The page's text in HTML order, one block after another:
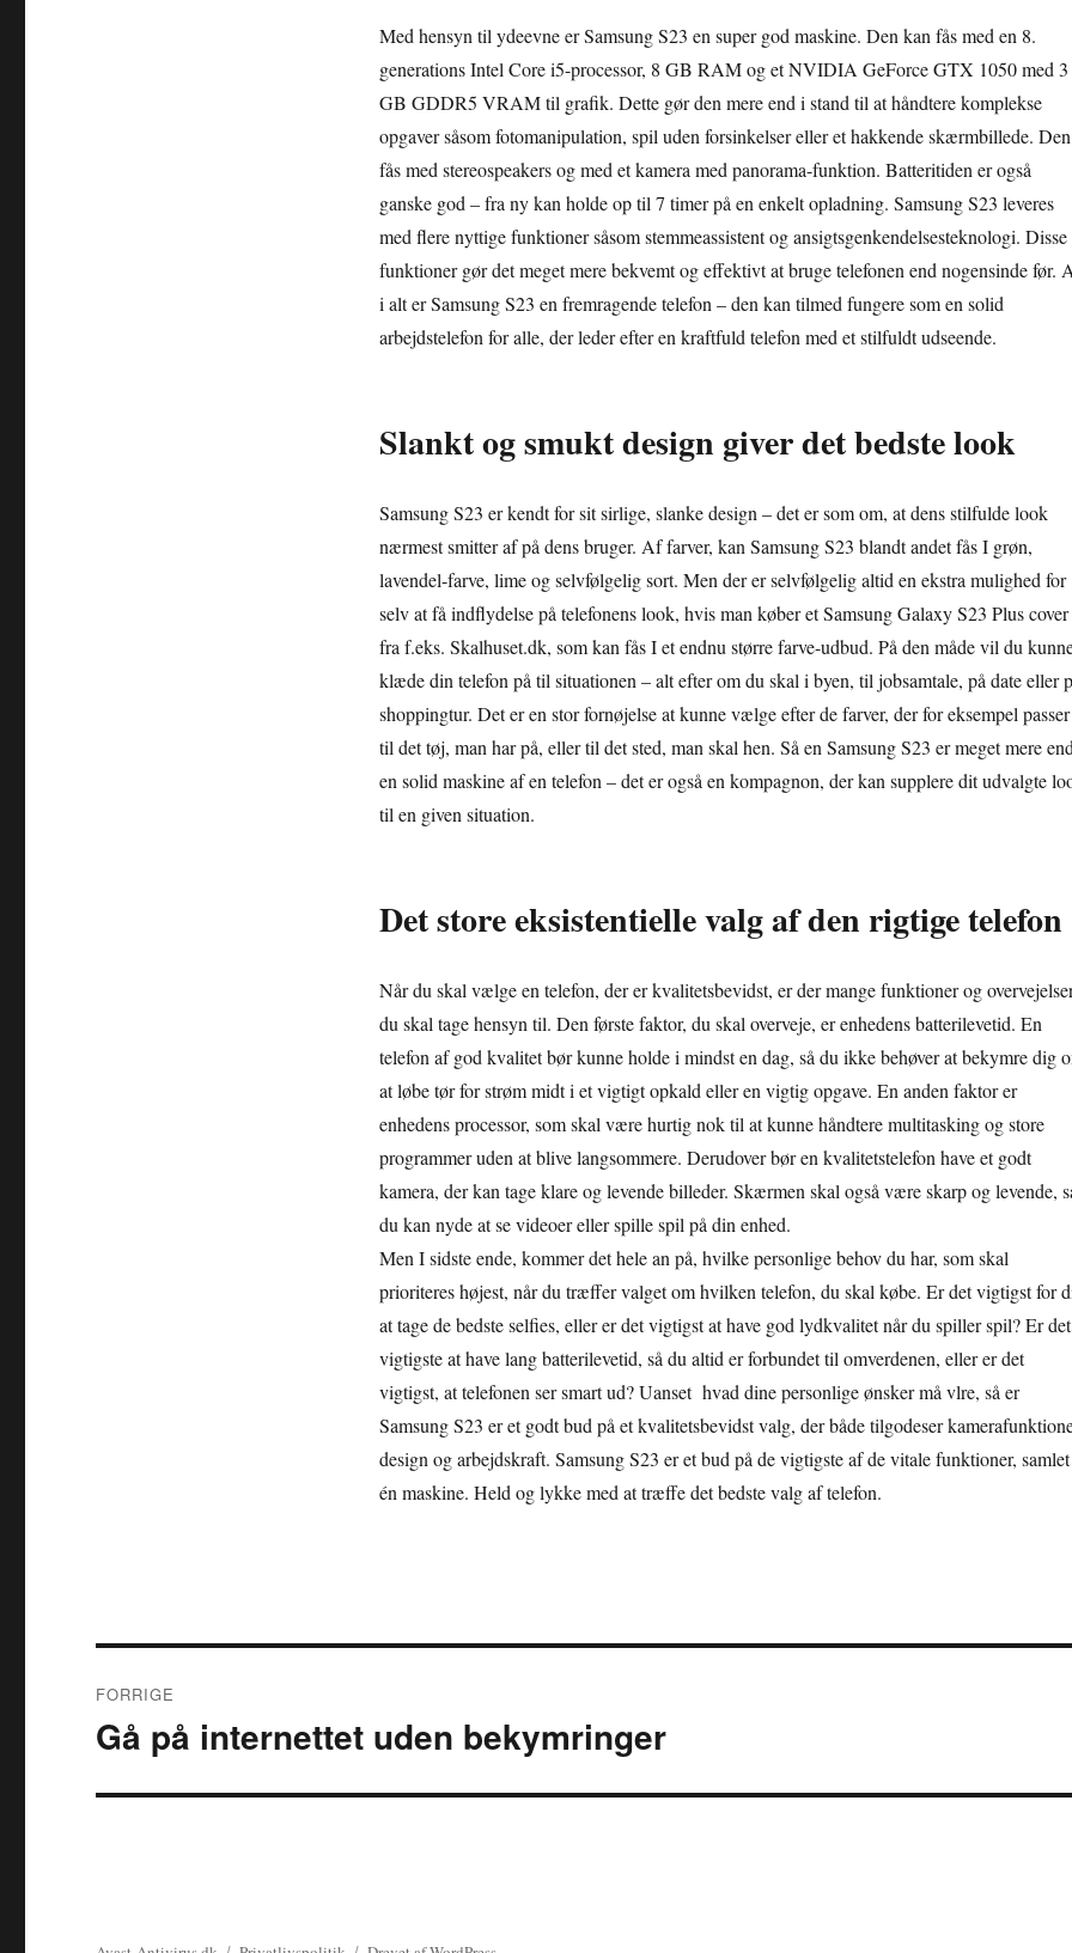
Med hensyn til ydeevne er Samsung S23 en super god maskine. Den kan fås med en 8.
generations Intel Core i5-processor, 8 GB RAM og et NVIDIA GeForce GTX 1050 med 3
GB GDDR5 VRAM til grafik. Dette gør den mere end i stand til at håndtere komplekse
opgaver såsom fotomanipulation, spil uden forsinkelser eller et hakkende skærmbillede. Den
fås med stereospeakers og med et kamera med panorama-funktion. Batteritiden er også
ganske god – fra ny kan holde op til 7 timer på en enkelt opladning. Samsung S23 leveres
med flere nyttige funktioner såsom stemmeassistent og ansigtsgenkendelsesteknologi. Disse
funktioner gør det meget mere bekvemt og effektivt at bruge telefonen end nogensinde før.
i alt er Samsung S23 en fremragende telefon – den kan tilmed fungere som en solid
arbejdstelefon for alle, der leder efter en kraftfuld telefon med et stilfuldt udseende.
Slankt og smukt design giver det bedste look
Samsung S23 er kendt for sit sirlige, slanke design – det er som om, at dens stilfulde look
nærmest smitter af på dens bruger. Af farver, kan Samsung S23 blandt andet fås I grøn,
lavendel-farve, lime og selvfølgelig sort. Men der er selvfølgelig altid en ekstra mulighed for
selv at få indflydelse på telefonens look, hvis man køber et Samsung Galaxy S23 Plus cover
fra f.eks. Skalhuset.dk, som kan fås I et endnu større farve-udbud. På den måde vil du
klæde din telefon på til situationen – alt efter om du skal i byen, til jobsamtale, på date eller
shoppingtur. Det er en stor fornøjelse at kunne vælge efter de farver, der for eksempel passer
til det tøj, man har på, eller til det sted, man skal hen. Så en Samsung S23 er meget mere
en solid maskine af en telefon – det er også en kompagnon, der kan supplere dit udvalgte
til en given situation.
Det store eksistentielle valg af den rigtige telefon
Når du skal vælge en telefon, der er kvalitetsbevidst, er der mange funktioner og
du skal tage hensyn til. Den første faktor, du skal overveje, er enhedens batterilevetid. En
telefon af god kvalitet bør kunne holde i mindst en dag, så du ikke behøver at bekymre dig
at løbe tør for strøm midt i et vigtigt opkald eller en vigtig opgave. En anden faktor er
enhedens processor, som skal være hurtig nok til at kunne håndtere multitasking og store
programmer uden at blive langsommere. Derudover bør en kvalitetstelefon have et godt
kamera, der kan tage klare og levende billeder. Skærmen skal også være skarp og levende,
du kan nyde at se videoer eller spille spil på din enhed.
Men I sidste ende, kommer det hele an på, hvilke personlige behov du har, som skal
prioriteres højest, når du træffer valget om hvilken telefon, du skal købe. Er det vigtigst for
at tage de bedste selfies, eller er det vigtigst at have god lydkvalitet når du spiller spil? Er det
vigtigste at have lang batterilevetid, så du altid er forbundet til omverdenen, eller er det
vigtigst, at telefonen ser smart ud? Uanset hvad dine personlige ønsker må vlre, så er
Samsung S23 er et godt bud på et kvalitetsbevidst valg, der både tilgodeser
design og arbejdskraft. Samsung S23 er et bud på de vigtigste af de vitale funktioner,
én maskine. Held og lykke med at træffe det bedste valg af telefon.
FORRIGE
Forrige
indlæg:
Gå på internettet uden bekymringer